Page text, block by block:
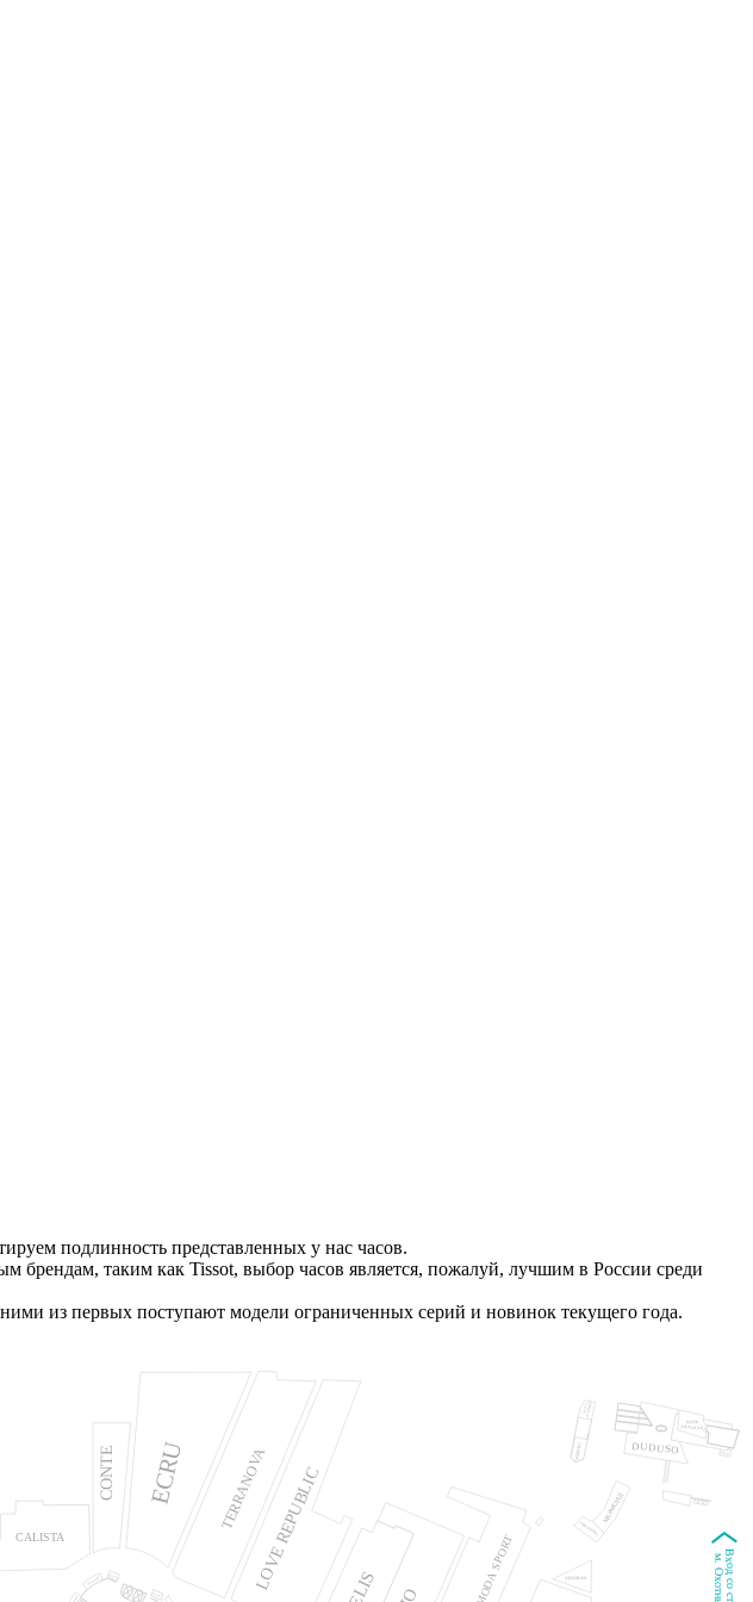
подлинность представленных у нас часов.
брендам, таким как Tissot, выбор часов является, пожалуй, лучшим в России среди
из первых поступают модели ограниченных серий и новинок текущего года.
MIVINO
БАГГАЖ
CALISTA
CONTE ECRU TERRANOVALOVE REPUBLIC ELIS LAMODA SPORT
СТАНЦИЯ
ЧАЙКОКО DUDUSO
МАРМЕЛАД
YAMAGUCHI
ADAMAS
ДОБРЫЙ ЗНАК
БАНК
АВАНГАРД